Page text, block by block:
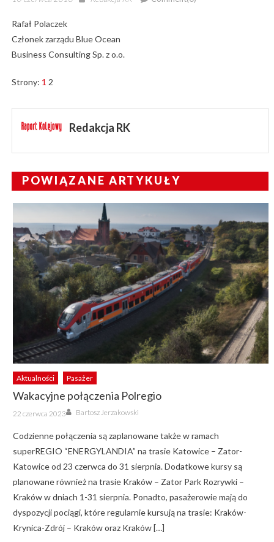
Rafał Polaczek
Członek zarządu Blue Ocean
Business Consulting Sp. z o.o.
Strony: 1 2
Redakcja RK
POWIĄZANE ARTYKUŁY
Aktualności Pasażer
Wakacyjne połączenia Polregio
Posted
on
22 czerwca 2023 Author
Bartosz Jerzakowski
Codzienne połączenia są zaplanowane także w ramach
superREGIO “ENERGYLANDIA” na trasie Katowice – Zator-
Katowice od 23 czerwca do 31 sierpnia. Dodatkowe kursy są
planowane również na trasie Kraków – Zator Park Rozrywki –
Kraków w dniach 1-31 sierpnia. Ponadto, pasażerowie mają do
dyspozycji pociągi, które regularnie kursują na trasie: Kraków-
Krynica-Zdrój – Kraków oraz Kraków […]